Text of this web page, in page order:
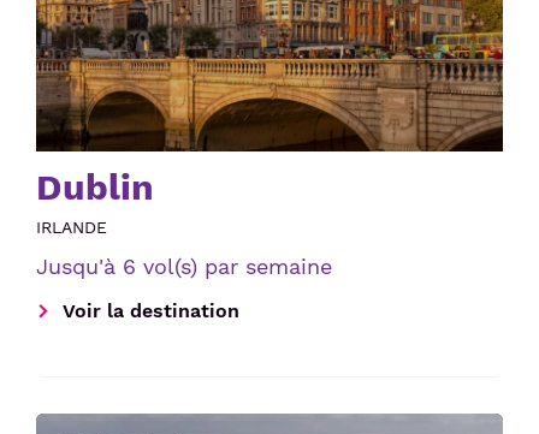
Dublin
IRLANDE
Jusqu'à 6 vol(s) par semaine
Voir la destination